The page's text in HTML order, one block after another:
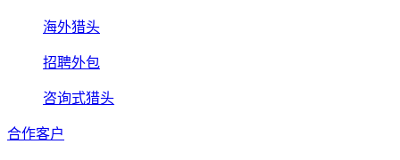
海外猎头
招聘外包
咨询式猎头
合作客户